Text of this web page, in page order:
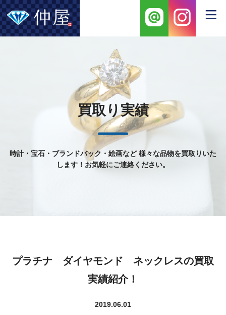
買取り実績
時計・宝石・ブランドバック・絵画など様々な品物を買取りいた
します！お気軽にご連絡ください。
プラチナ ダイヤモンド ネックレスの買取
実績紹介！
2019.06.01